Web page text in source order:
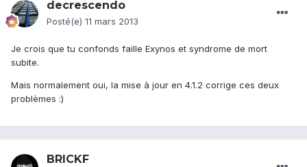
decrescendo
Posté(e) 11 mars 2013
Je crois que tu confonds faille Exynos et syndrome de mort
subite.
Mais normalement oui, la mise à jour en 4.1.2 corrige ces deux
problèmes :)
BRICKF